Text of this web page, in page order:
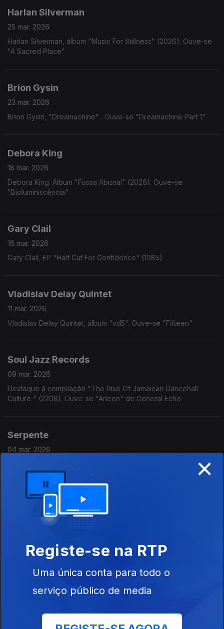
Harlan Silverman
25 mar. 2026
Harlan Silverman, álbum "Music For Stillness" (2026). Ouve-se
"A Sacred Place"
Brion Gysin
23 mar. 2026
Brion Gysin, "Dreamachine" . Ouve-se "Dreamachine Part 1"
Debora King
18 mar. 2026
Debora King. Álbum "Fossa Abissal" (2026). Ouve-se
"Bioluminiscência"
Gary Clail
16 mar. 2026
Gary Clail, EP "Half Cut For Confidence" (1985)
Vladislav Delay Quintet
11 mar. 2026
Vladislav Delay Quintet, álbum "vd5". Ouve-se "Fifteen"
Soul Jazz Records
09 mar. 2026
Destaque á compilação "The Rise Of Jamaican Dancehall
Culture " (2208). Ouve-se "Arleen" de General Echo
Serpente
04 mar. 2026
Serpente (Bruno Silva), "Visita de Fogo". Ouve-se "Partes
Nada"
02 mar. 2026
Shane Parish
25 fev. 2026
×
Registe-se na RTP
Uma única conta para todo o
serviço público de media